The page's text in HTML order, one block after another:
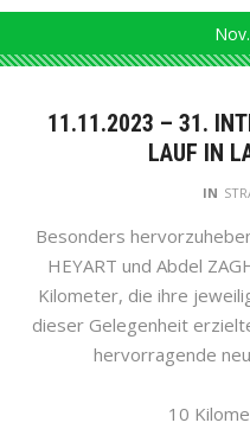
Nov.
11.11.2023 – 31.
LAUF IN
IN
Besonders
HEYART und Abdel
Kilometer, die ihre
dieser Gelegenheit
hervorragende
10